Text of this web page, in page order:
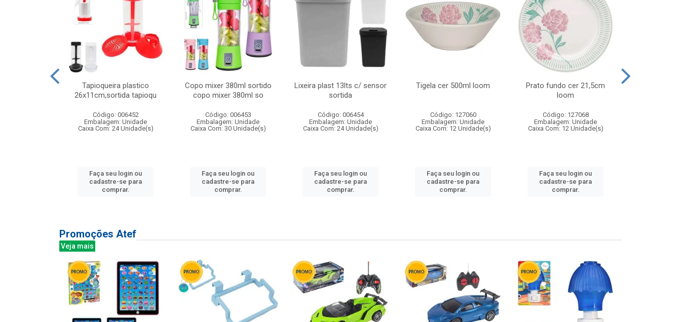
Tapioqueira plastico
26x11cm,sortida tapioqu
Código: 006452
Embalagem: Unidade
Caixa Com: 24 Unidade(s)
Faça seu login ou
cadastre-se para
comprar.
Copo mixer 380ml sortido
copo mixer 380ml so
Código: 006453
Embalagem: Unidade
Caixa Com: 30 Unidade(s)
Faça seu login ou
cadastre-se para
comprar.
Lixeira plast 13lts c/ sensor
sortida
Código: 006454
Embalagem: Unidade
Caixa Com: 24 Unidade(s)
Faça seu login ou
cadastre-se para
comprar.
Tigela cer 500ml loom
Código: 127060
Embalagem: Unidade
Caixa Com: 12 Unidade(s)
Faça seu login ou
cadastre-se para
comprar.
Prato fundo cer 21,5cm
loom
Código: 127068
Embalagem: Unidade
Caixa Com: 12 Unidade(s)
Faça seu login ou
cadastre-se para
comprar.
Promoções Atef
Veja mais